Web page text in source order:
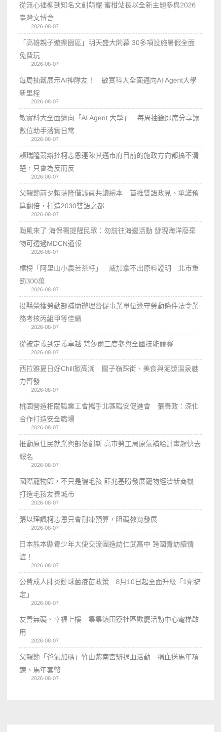
從無心插柳到知名文創萌寵 蜜柑站長以全新主題參與2026
臺灣文博會
2026-08-07
「高雄親子遊樂園區」明天盛大開幕 30多項設施暑假全面
免費玩
2026-08-07
每周抽籤展示AI神隊友！ 敏實科大全面邁向AI Agent大學
新里程
2026-08-07
敏實科大全面邁向「AI Agent 大學」 每周抽籤即席分享讓
數位助手落實日常
2026-08-07
賴瑞隆競辦批柯志恩連陳其邁市府目前的施政方向都搞不清
楚，只會為反而反
2026-08-07
父親節前夕賴瑞隆偕議員共讀繪本 首推雙語政見、承諾預
算翻倍，打造2030雙語之都
2026-08-07
颱風來了 海保署提醒民眾：勿前往海邊活動 發現海洋廢棄
物可透過MDCN通報
2026-08-07
標榜「阿里山小農苦茶籽」 威加拿不出原料證明 北市重
罰300萬
2026-08-07
投縣榮獲勞動部補助辦理督促事業單位遵守勞動條件法令業
務考核丙組甲等佳績
2026-08-07
從被定義到定義卓越 梵莎爾三度參與全國技能競賽
2026-08-07
西拉雅夏日好Chill掀高潮 關子嶺踩街、美食與泥漿溫泉魅
力齊發
2026-08-07
桃園營造相關職業工會攜手北區職安促進會 張善政：深化
合作打造安全職場
2026-08-07
推動原住民就業與部落創新 高市勞工局原氣補給計畫趕快去
報名
2026-08-07
國際寵物節，不只是曬毛孩 薛兆基盼發展寵物經濟新商機
打造毛孩友善城市
2026-08-07
張以理諷柯志恩只會刪凍預算，阻礙教育發展
2026-08-07
日本熊本縣青少年大使交流團造訪仁武高中 跨國青訪續情
誼！
2026-08-07
公費成人肺炎鏈球菌疫苗政策 8月10日起全面升級「1劑搞
定」
2026-08-07
友善無礙、幸福上樓 集集鎮田寮社區歡慶活動中心電梯啟
用
2026-08-07
父親節「爸氣加碼」竹山紫南宮辦捐血活動 捐血送馬年項
鍊、馬年套幣
2026-08-07